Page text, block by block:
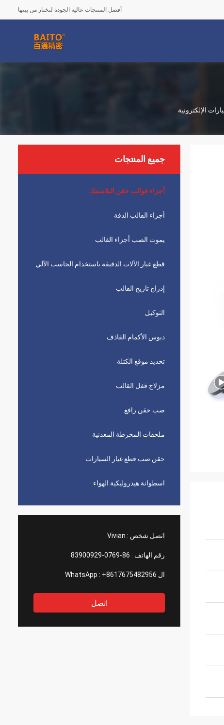
أفضل المنتجات عالية الجودة لتختار من بينها
جميع المنتجات
أجزاء قوالب حقن البلاستيك
أجزاء القالب الدقة
يموت الصب أجزاء القالب
قطع غيار الآلات الدقيقة باستخدام الحاسب الآلي
إدراج تاريخ القالب
التوكيل
دبوس الأكمام القاذف
تحديد موقع الكتلة
مزلاج قفل القالب
صب حقن رافع
ملحقات المخرطة المعدنية
حقن صب قطع غيار السيارات
اسطوانة هيدروليكية الهواء
اتصل شخص : Vivian
رقم الهاتف : 86-0769-83900929
ال WhatsApp : +8617675482956
اتصل